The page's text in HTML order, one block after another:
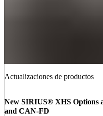
Actualizaciones de productos
New SIRIUS® XHS​​​​​​​ Options
and CAN-FD